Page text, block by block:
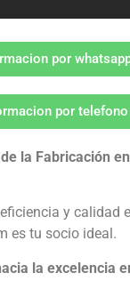
por
por telefono
la Fabricación
y calidad
es tu socio ideal.
la excelencia